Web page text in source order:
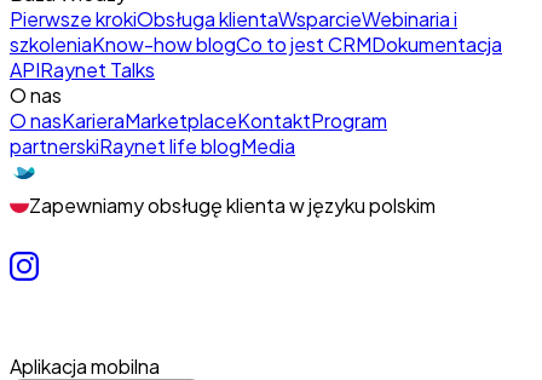
Pierwsze krokiObsługa klientaWsparcieWebinaria i
szkoleniaKnow-how blogCo to jest CRMDokumentacja
APIRaynet Talks
O nas
O nasKarieraMarketplaceKontaktProgram
partnerskiRaynet life blogMedia
Zapewniamy obsługę klienta w języku polskim
Aplikacja mobilna